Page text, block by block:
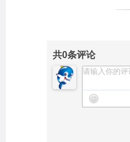
共0条评论